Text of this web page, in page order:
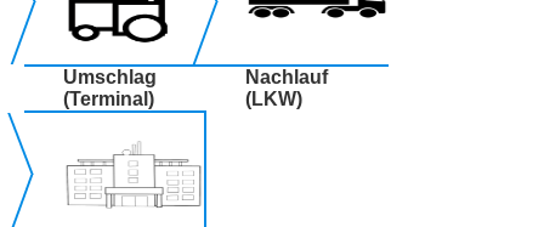
Umschlag
(Terminal)
Nachlauf
(LKW)